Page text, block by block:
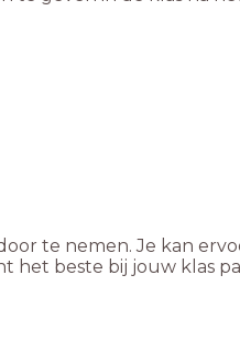
te nemen. Je kan
het beste bij jouw klas